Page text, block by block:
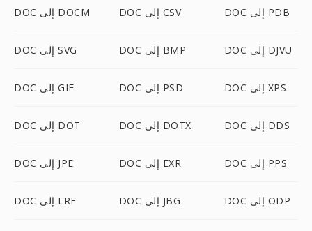
DOC إلى DOCM DOC إلى CSV DOC إلى PDB
DOC إلى SVG DOC إلى BMP DOC إلى DJVU
DOC إلى GIF DOC إلى PSD DOC إلى XPS
DOC إلى DOT DOC إلى DOTX DOC إلى DDS
DOC إلى JPE DOC إلى EXR DOC إلى PPS
DOC إلى LRF DOC إلى JBG DOC إلى ODP